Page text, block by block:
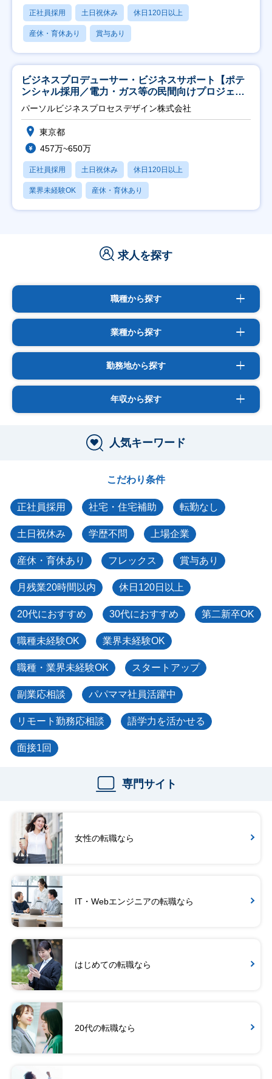
正社員採用 土日祝休み 休日120日以上
産休・育休あり 賞与あり
ビジネスプロデューサー・ビジネスサポート【ポテ
ンシャル採用／電力・ガス等の民間向けプロジェク
ト推進】
パーソルビジネスプロセスデザイン株式会社
東京都
457万~650万
正社員採用 土日祝休み 休日120日以上
業界未経験OK 産休・育休あり
求人を探す
職種から探す
業種から探す
勤務地から探す
年収から探す
人気キーワード
こだわり条件
正社員採用 社宅・住宅補助 転勤なし
土日祝休み 学歴不問 上場企業
産休・育休あり フレックス 賞与あり
月残業20時間以内 休日120日以上
20代におすすめ 30代におすすめ 第二新卒OK
職種未経験OK 業界未経験OK
職種・業界未経験OK スタートアップ
副業応相談 パパママ社員活躍中
リモート勤務応相談 語学力を活かせる
面接1回
専門サイト
女性の転職なら
IT・Webエンジニアの転職なら
はじめての転職なら
20代の転職なら